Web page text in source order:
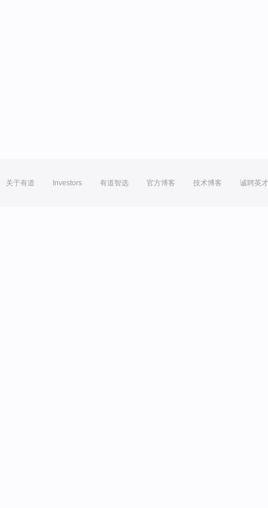
关于有道 Investors 有道智选 官方博客 技术博客 诚聘英才